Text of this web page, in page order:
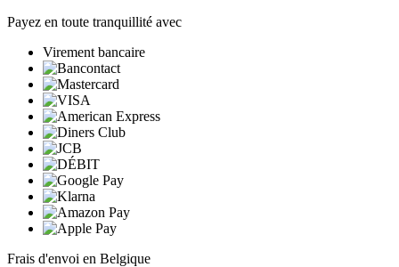
Payez en toute tranquillité avec
Virement bancaire
Frais d'envoi en Belgique